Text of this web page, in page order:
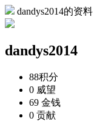
dandys2014的资料
dandys2014
88积分
0 威望
69 金钱
0 贡献